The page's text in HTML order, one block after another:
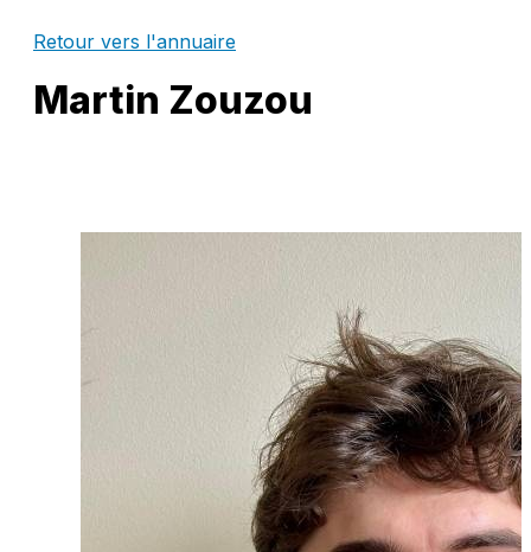
Retour vers l'annuaire
Martin Zouzou